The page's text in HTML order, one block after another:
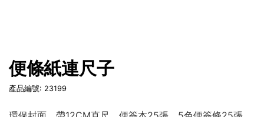
便條紙連尺子
產品編號: 23199